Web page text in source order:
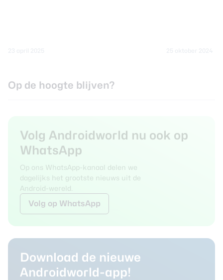
Op de hoogte blijven?
Volg Androidworld nu ook op
WhatsApp
Op ons WhatsApp-kanaal delen we
dagelijks het grootste nieuws uit de
Android-wereld.
Volg op WhatsApp
Download de nieuwe
Androidworld-app!